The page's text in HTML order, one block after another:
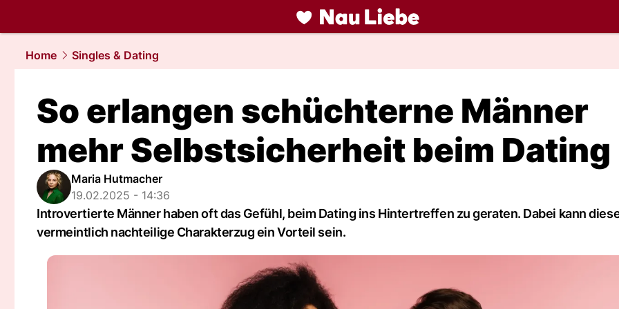
liebe.NAU.ch
Home
Singles & Dating
So erlangen schüchterne Männer
mehr Selbstsicherheit beim Dating
Maria Hutmacher
19.02.2025 - 14:36
Introvertierte Männer haben oft das Gefühl, beim Dating ins Hintertreffen zu geraten. Dabei kann
vermeintlich nachteilige Charakterzug ein Vorteil sein.